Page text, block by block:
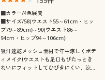
■カラー/4色展開
■サイズ/58(ウエスト55～61cm・ヒッ
プ79～89cm)～90(ウエスト86～
94cm・ヒップ94～106cm)
吸汗速乾メッシュ素材で年中涼しくボデ
ィメイク!ウエストも足口もぴたっとき
れいにフィットしてひびきにくい、涼ぴ